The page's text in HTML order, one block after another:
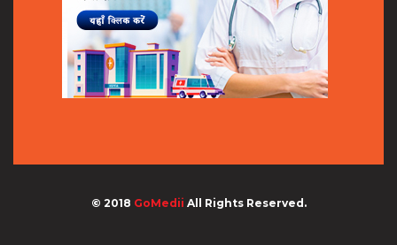
© 2018 GoMedii All Rights Reserved.